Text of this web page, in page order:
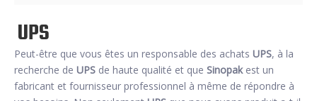
UPS
Peut-être que vous êtes un responsable des achats UPS, à la
recherche de UPS de haute qualité et que Sinopakest un
fabricant et fournisseur professionnel à même de répondre à